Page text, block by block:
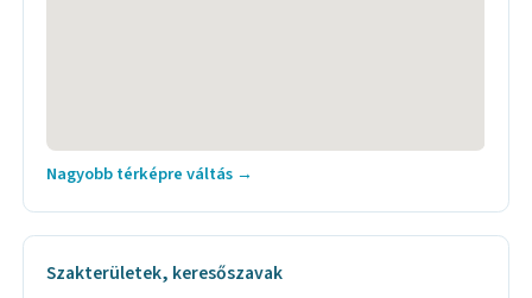
Nagyobb térképre váltás →
Szakterületek, keresőszavak